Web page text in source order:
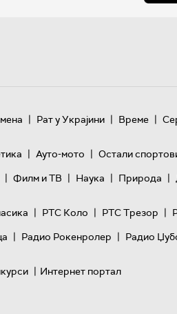
| Рат у Украјини | Време |
| Ауто-мото | Остали
| Филм и ТВ | Наука | Природа |
| РТС Коло | РТС Трезор |
| Радио Рокенролер | Радио
| Интернет портал